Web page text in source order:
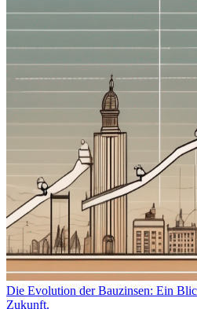
Die Evolution der Bauzinsen: Ein
Zukunft.